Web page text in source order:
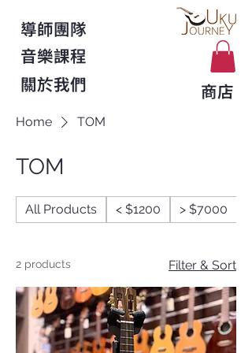
導師團隊
音樂課程
關於我們
商店
Home TOM
TOM
All Products < $1200 > $7000
2 products Filter & Sort